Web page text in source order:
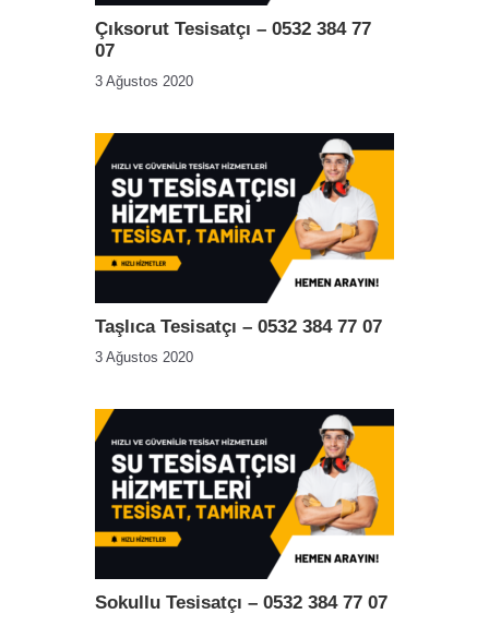
Çıksorut Tesisatçı – 0532 384 77
07
3 Ağustos 2020
Taşlıca Tesisatçı – 0532 384 77 07
3 Ağustos 2020
Sokullu Tesisatçı – 0532 384 77 07